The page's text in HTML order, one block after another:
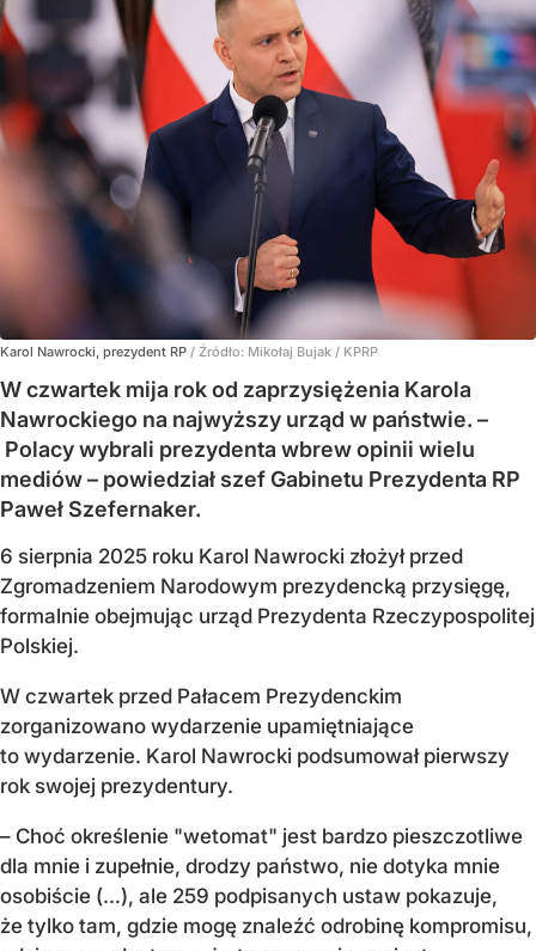
Karol Nawrocki, prezydent RP / Źródło: Mikołaj Bujak / KPRP
W czwartek mija rok od zaprzysiężenia Karola
Nawrockiego na najwyższy urząd w państwie. –
Polacy wybrali prezydenta wbrew opinii wielu
mediów – powiedział szef Gabinetu Prezydenta RP
Paweł Szefernaker.
6 sierpnia 2025 roku Karol Nawrocki złożył przed
Zgromadzeniem Narodowym prezydencką przysięgę,
formalnie obejmując urząd Prezydenta Rzeczypospolitej
Polskiej.
W czwartek przed Pałacem Prezydenckim
zorganizowano wydarzenie upamiętniające
to wydarzenie. Karol Nawrocki podsumował pierwszy
rok swojej prezydentury.
– Choć określenie "wetomat" jest bardzo pieszczotliwe
dla mnie i zupełnie, drodzy państwo, nie dotyka mnie
osobiście (…), ale 259 podpisanych ustaw pokazuje,
że tylko tam, gdzie mogę znaleźć odrobinę kompromisu,